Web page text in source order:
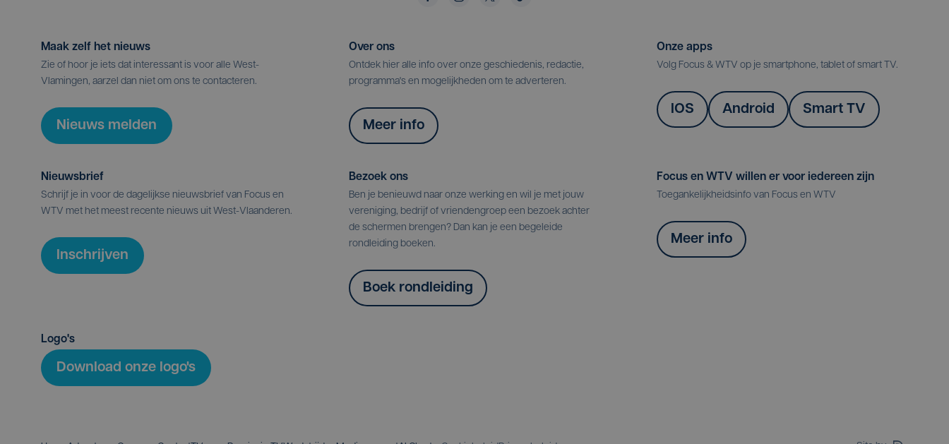
Maak zelf het nieuws
Zie of hoor je iets dat interessant is voor alle West-
Vlamingen, aarzel dan niet om ons te contacteren.
Nieuws melden
Over ons
Ontdek hier alle info over onze geschiedenis, redactie,
programma's en mogelijkheden om te adverteren.
Meer info
Onze apps
Volg Focus & WTV op je smartphone, tablet of smart TV.
IOS Android Smart TV
Nieuwsbrief
Schrijf je in voor de dagelijkse nieuwsbrief van Focus en
WTV met het meest recente nieuws uit West-Vlaanderen.
Inschrijven
Bezoek ons
Ben je benieuwd naar onze werking en wil je met jouw
vereniging, bedrijf of vriendengroep een bezoek achter
de schermen brengen? Dan kan je een begeleide
rondleiding boeken.
Boek rondleiding
Focus en WTV willen er voor iedereen zijn
Toegankelijkheidsinfo van Focus en WTV
Meer info
Logo's
Download onze logo's